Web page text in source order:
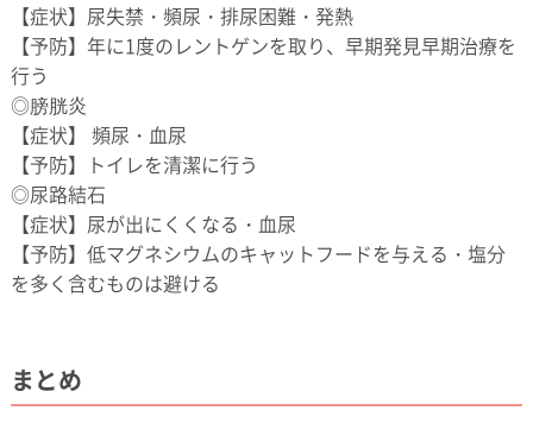
【症状】尿失禁・頻尿・排尿困難・発熱
【予防】年に1度のレントゲンを取り、早期発見早期治療を
行う
◎膀胱炎
【症状】 頻尿・血尿
【予防】トイレを清潔に行う
◎尿路結石
【症状】尿が出にくくなる・血尿
【予防】低マグネシウムのキャットフードを与える・塩分
を多く含むものは避ける
まとめ